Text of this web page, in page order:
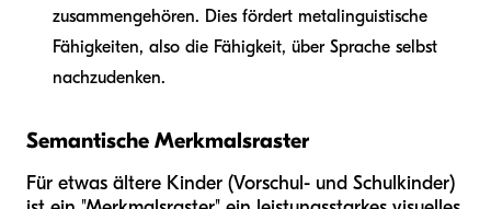
zusammengehören. Dies fördert metalinguistische
Fähigkeiten, also die Fähigkeit, über Sprache selbst
nachzudenken.
Semantische Merkmalsraster
Für etwas ältere Kinder (Vorschul- und Schulkinder)